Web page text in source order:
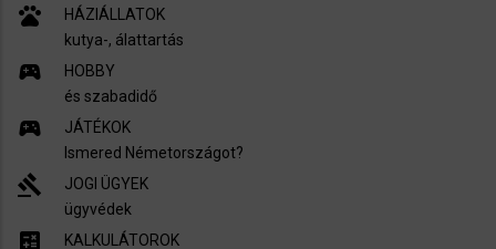
pets
HÁZIÁLLATOK
kutya-, álattartás
sports_esports
HOBBY
és szabadidő
sports_esports
JÁTÉKOK
Ismered Németországot?
gavel
JOGI ÜGYEK
ügyvédek
calculate
KALKULÁTOROK